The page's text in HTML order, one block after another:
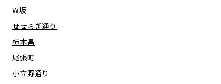
W坂
せせらぎ通り
柿木畠
尾張町
小立野通り